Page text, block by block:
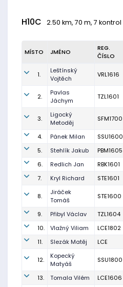
H10C 2.50 km, 70 m, 7 kontrol
MÍSTO JMÉNO
REG.
ČÍSLO
1.
Leštínský
Vojtěch
VRL1616
2.
Pavlas
Jáchym
TZL1601
3.
Ligocký
Metoděj
SFM1700
4. Pánek Milan SSU1600
5.
Stehlík Jakub PBM1605
6.
Redlich Jan RBK1601
7.
Kryl Richard STE1601
8.
Jiráček
Tomáš
STE1600
9. Přibyl Václav TZL1604
10.
Vlažný Viliam LCE1802
11.
Slezák Matěj LCE
12.
Kopecký
Matyáš
SSU1800
13. Tomala Vilém LCE1606